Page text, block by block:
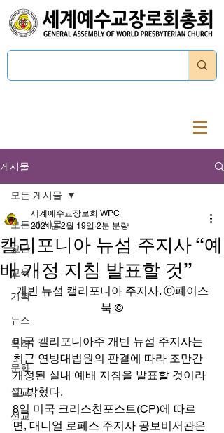
게시물
모든 게시물
교단
교육
기획
뉴스
목회
문화
설교
선교
모든 게시물
캘리포니아 뉴섬 주지사 “예
배 개정 지침 발표할 것”
세계예수교장로회 WPC
2021년 2월 19일 2분 분량
개빈 뉴섬 캘리포니아 주지사. ⓒ페이스
북 ©
미국 캘리포니아주 개빈 뉴섬 주지사는
최근 연방대법원의 판결에 따라 조만간
개정된 실내 예배 지침을 발표할 것이라
고 밝혔다.
8일 미국 크리스천포스트(CP)에 따르
면, 대니얼 로페스 주지사 공보비서관은